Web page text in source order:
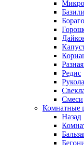
Бораго
Редис
Рукола
Смеси
Комнатные
Назад